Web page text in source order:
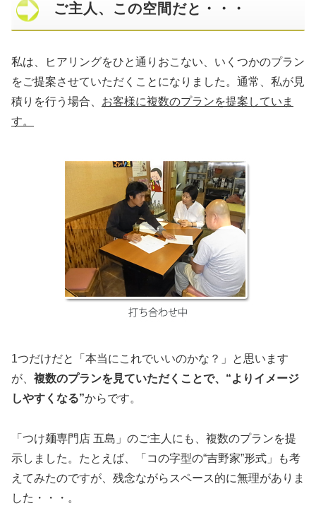
ご主人、この空間だと・・・
私は、ヒアリングをひと通りおこない、いくつかのプラン
をご提案させていただくことになりました。通常、私が見
積りを行う場合、 お客様に複数のプランを提案していま
す。
1つだけだと「本当にこれでいいのかな？」と思います
が、 複数のプランを見ていただくことで、“よりイメージ
しやすくなる”からです。
「つけ麺専門店 五島」のご主人にも、複数のプランを提
示しました。たとえば、「コの字型の“吉野家”形式」も考
えてみたのですが、残念ながらスペース的に無理がありま
した・・・。